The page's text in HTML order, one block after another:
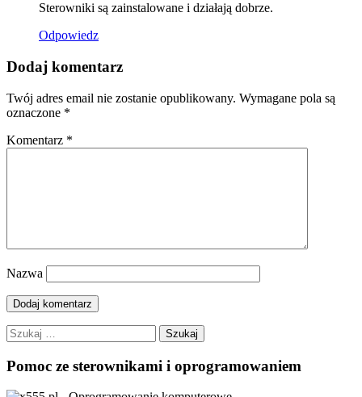
Sterowniki są zainstalowane i działają dobrze.
Odpowiedz
Dodaj komentarz
Twój adres email nie zostanie opublikowany. Wymagane pola są
oznaczone *
Komentarz *
Nazwa
Szukaj:
Pomoc ze sterownikami i oprogramowaniem